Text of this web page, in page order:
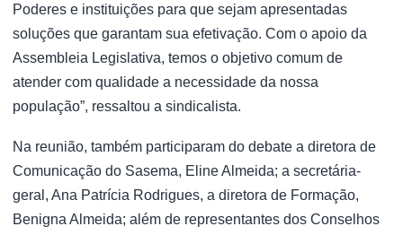
Poderes e instituições para que sejam apresentadas
soluções que garantam sua efetivação. Com o apoio da
Assembleia Legislativa, temos o objetivo comum de
atender com qualidade a necessidade da nossa
população”, ressaltou a sindicalista.
Na reunião, também participaram do debate a diretora de
Comunicação do Sasema, Eline Almeida; a secretária-
geral, Ana Patrícia Rodrigues, a diretora de Formação,
Benigna Almeida; além de representantes dos Conselhos